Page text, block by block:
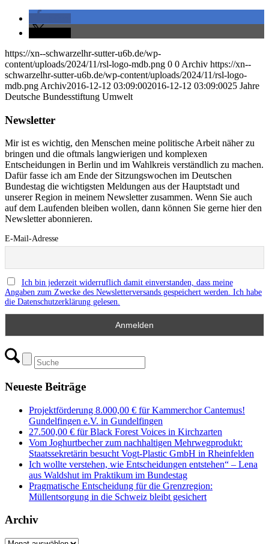
https://xn--schwarzelhr-sutter-u6b.de/wp-
content/uploads/2024/11/rsl-logo-mdb.png 0 0 Archiv https://xn--
schwarzelhr-sutter-u6b.de/wp-content/uploads/2024/11/rsl-logo-
mdb.png Archiv2016-12-12 03:09:002016-12-12 03:09:0025 Jahre
Deutsche Bundesstiftung Umwelt
Newsletter
Mir ist es wichtig, den Menschen meine politische Arbeit näher zu
bringen und die oftmals langwierigen und komplexen
Entscheidungen in Berlin und im Wahlkreis verständlich zu machen.
Dafür fasse ich am Ende der Sitzungswochen im Deutschen
Bundestag die wichtigsten Meldungen aus der Hauptstadt und
unserer Region in meinem Newsletter zusammen. Wenn Sie auch
auf dem Laufenden bleiben wollen, dann können Sie gerne hier den
Newsletter abonnieren.
E-Mail-Adresse
Ich bin jederzeit widerruflich damit einverstanden, dass meine
Angaben zum Zwecke des Newsletterversands gespeichert werden. Ich habe
die Datenschutzerklärung gelesen.
Neueste Beiträge
Projektförderung 8.000,00 € für Kammerchor Cantemus!
Gundelfingen e.V. in Gundelfingen
27.500,00 € für Black Forest Voices in Kirchzarten
Vom Joghurtbecher zum nachhaltigen Mehrwegprodukt:
Staatssekretärin besucht Vogt-Plastic GmbH in Rheinfelden
Ich wollte verstehen, wie Entscheidungen entstehen“ – Lena
aus Waldshut im Praktikum im Bundestag
Pragmatische Entscheidung für die Grenzregion:
Müllentsorgung in die Schweiz bleibt gesichert
Archiv